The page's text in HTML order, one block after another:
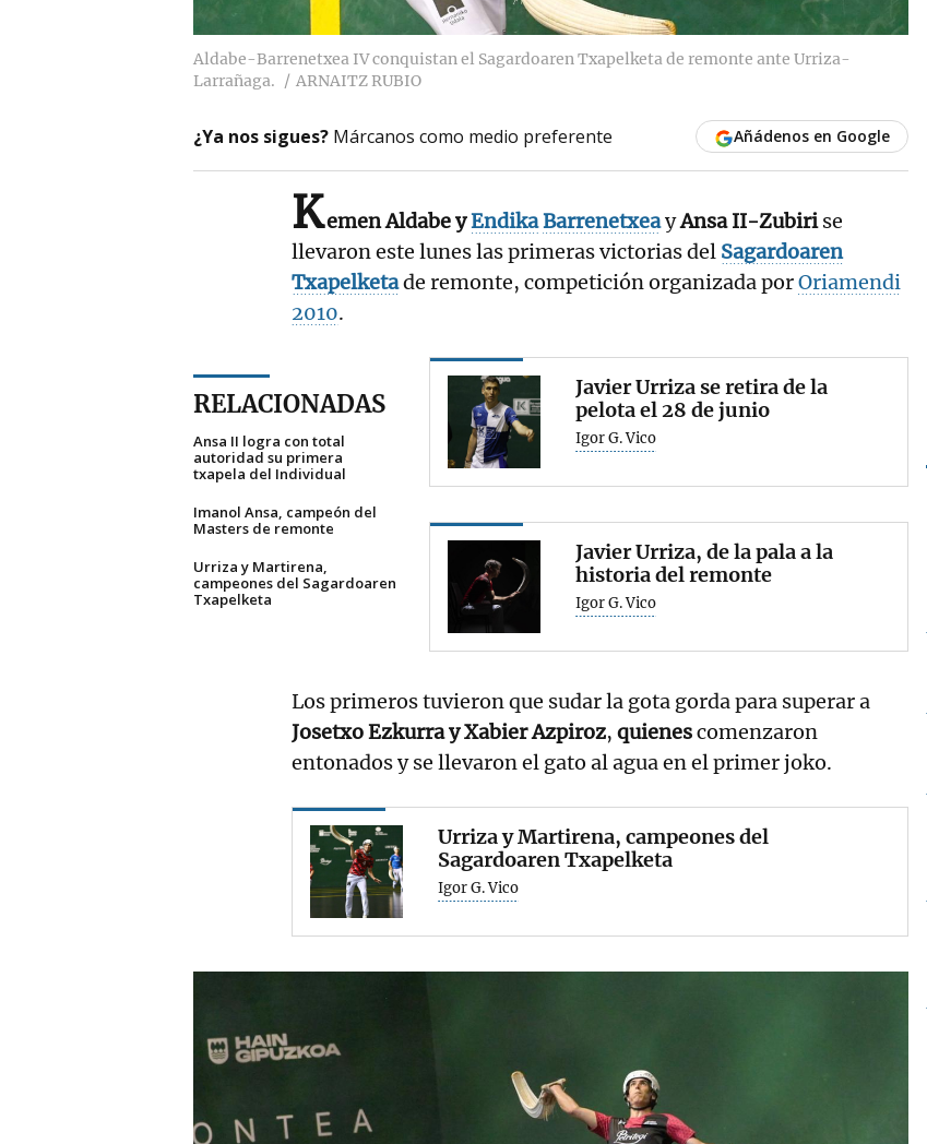
Aldabe-Barrenetxea IV conquistan el Sagardoaren Txapelketa de remonte ante Urriza-
Larrañaga.
ARNAITZ RUBIO
¿Ya nos sigues? Márcanos como medio preferente Añádenos en Google
Kemen Aldabe yEndikaBarrenetxeayAnsa II-Zubirise
llevaron este lunes las primeras victorias del Sagardoaren
Txapelketade remonte, competición organizada porOriamendi
2010.
RELACIONADAS
Ansa II logra con total
autoridad su primera
txapela del Individual
Imanol Ansa, campeón del
Masters de remonte
Urriza y Martirena,
campeones del Sagardoaren
Txapelketa
Javier Urriza se retira de la
pelota el 28 de junio
Igor G. Vico
Javier Urriza, de la pala a la
historia del remonte
Igor G. Vico
Los primeros tuvieron que sudar la gota gorda para superar a
Josetxo Ezkurra y Xabier Azpiroz, quienescomenzaron
entonados y se llevaron el gato al agua en el primer joko.
Urriza y Martirena, campeones del
Sagardoaren Txapelketa
Igor G. Vico